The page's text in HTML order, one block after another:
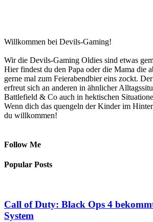
Willkommen bei Devils-Gaming!
Wir die Devils-Gaming Oldies sind etwas
Hier findest du den Papa oder die Mama die
gerne mal zum Feierabendbier eins zockt.
erfreut sich an anderen in ähnlicher
Battlefield & Co auch in hektischen
Wenn dich das quengeln der Kinder im
du willkommen!
Follow Me
Popular Posts
Call of Duty: Black Ops 4
System